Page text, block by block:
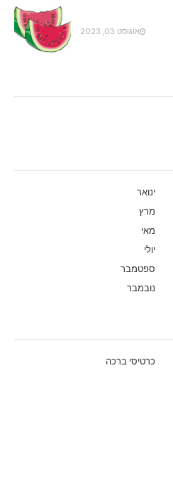
אוגוסט 03, 2023
ינואר
מרץ
מאי
יולי
ספטמבר
נובמבר
כרטיסי ברכה